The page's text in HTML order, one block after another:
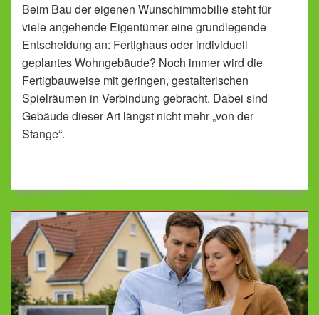
Beim Bau der eigenen Wunschimmobilie steht für
viele angehende Eigentümer eine grundlegende
Entscheidung an: Fertighaus oder individuell
geplantes Wohngebäude? Noch immer wird die
Fertigbauweise mit geringen, gestalterischen
Spielräumen in Verbindung gebracht. Dabei sind
Gebäude dieser Art längst nicht mehr „von der
Stange“.